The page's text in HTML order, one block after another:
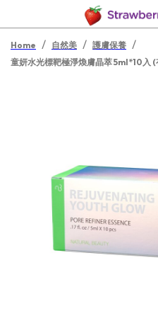
Home / 自然美 / 護膚保養 /
童妍水光標靶極淨煥膚晶萃 5ml*10入